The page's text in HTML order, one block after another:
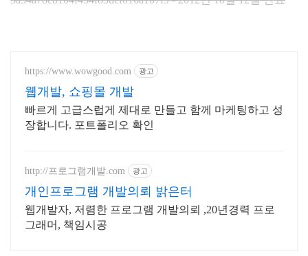
https://www.wowgood.com 광고
웹개발, 쇼핑몰 개발
빠르게 고급스럽게 제대로 만들고 함께 마케팅하고 성
장합니다. 포트폴리오 확인
http://프로그램개발.com 광고
개인프로그램 개발의뢰 밝은터
웹개발자, 저렴한 프로그램 개발의뢰 ,20년경력 프로
그래머, 책임시공